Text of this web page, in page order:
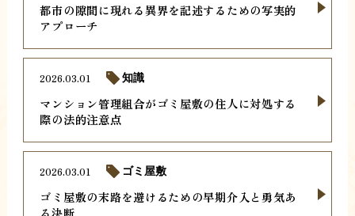
都市の隙間に現れる異界を記述するための写実的
アプローチ
マンション管理組合がゴミ屋敷の住人に対処する
際の法的注意点
2026.03.01 知識
ゴミ屋敷の末路を避けるための早期介入と勇気あ
る決断
2026.03.01 ゴミ屋敷